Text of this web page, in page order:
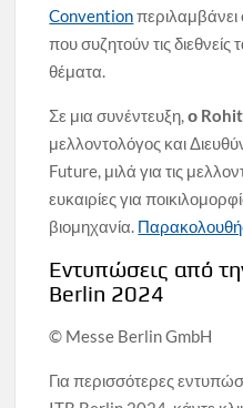
Conventionπεριλαμβάνει
που συζητούν τις διεθνείς
θέματα.
Σε μια συνέντευξη,ο
μελλοντολόγος και
Future, μιλά για τις
ευκαιρίες για
βιομηχανία.
Εντυπώσεις από
Berlin 2024
© Messe Berlin GmbH
Για περισσότερες